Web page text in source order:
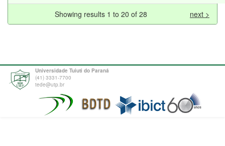
Showing results 1 to 20 of 28 next >
Universidade Tuiuti do Paraná
(41) 3331-7700
tede@utp.br